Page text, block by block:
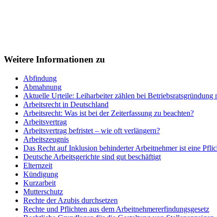
Weitere Informationen zu
Abfindung
Abmahnung
Aktuelle Urteile: Leiharbeiter zählen bei Betriebsratsgründung
Arbeitsrecht in Deutschland
Arbeitsrecht: Was ist bei der Zeiterfassung zu beachten?
Arbeitsvertrag
Arbeitsvertrag befristet – wie oft verlängern?
Arbeitszeugnis
Das Recht auf Inklusion behinderter Arbeitnehmer ist eine
Deutsche Arbeitsgerichte sind gut beschäftigt
Elternzeit
Kündigung
Kurzarbeit
Mutterschutz
Rechte der Azubis durchsetzen
Rechte und Pflichten aus dem Arbeitnehmererfindungsgesetz